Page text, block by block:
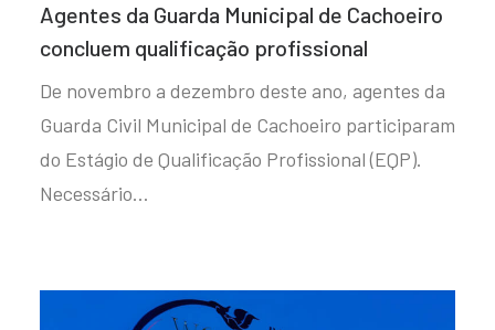
Agentes da Guarda Municipal de Cachoeiro
concluem qualificação profissional
De novembro a dezembro deste ano, agentes da
Guarda Civil Municipal de Cachoeiro participaram
do Estágio de Qualificação Profissional (EQP).
Necessário…